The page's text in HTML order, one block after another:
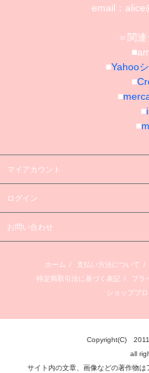
email：
＝関
■Yahoo
■
■
■
■
マイアカウント
ログイン
お問い合わせ
ホーム / 支払い方法について /
特定商取引法に基づく表記 / プラ
ショップブロ
Copyright(C)
all
サイト内の文章、画像などの著作物は